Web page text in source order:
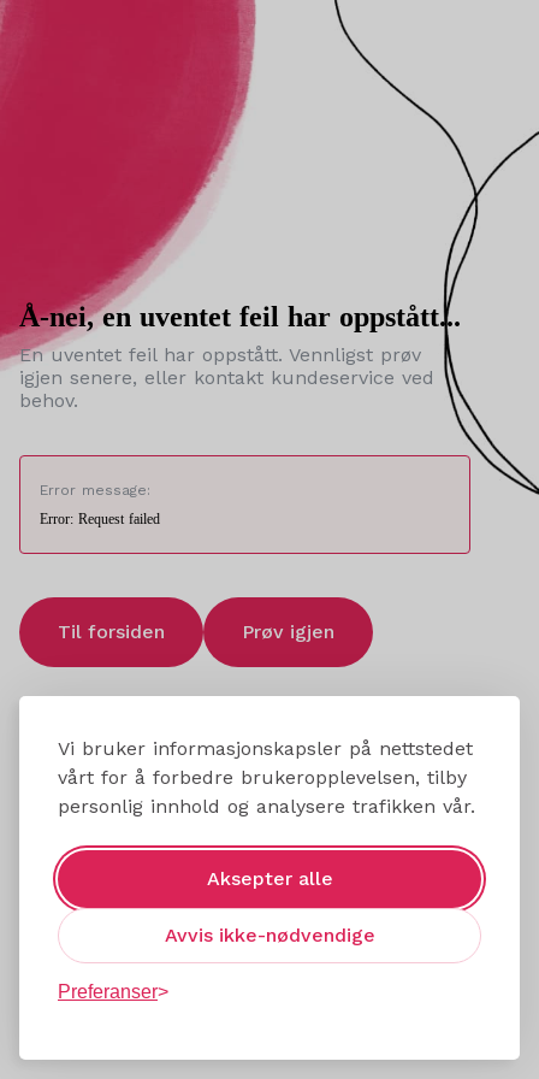
Vi bruker informasjonskapsler på nettstedet
vårt for å forbedre brukeropplevelsen, tilby
personlig innhold og analysere trafikken vår.
Aksepter alle
Avvis ikke-nødvendige
Preferanser
Å-nei, en uventet feil har oppstått...
En uventet feil har oppstått. Vennligst prøv
igjen senere, eller kontakt kundeservice ved
behov.
Error message:
Error: Request failed
Til forsiden Prøv igjen